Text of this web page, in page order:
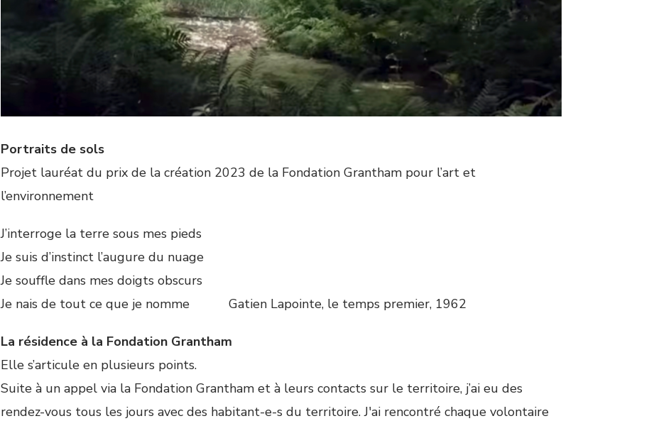
Portraits de sols
Projet lauréat du prix de la création 2023 de la Fondation Grantham pour l’art et
l’environnement
J’interroge la terre sous mes pieds
Je suis d’instinct l’augure du nuage
Je souffle dans mes doigts obscurs
Je nais de tout ce que je nomme Gatien Lapointe, le temps premier, 1962
La résidence à la Fondation Grantham
Elle s’articule en plusieurs points.
Suite à un appel via la Fondation Grantham et à leurs contacts sur le territoire, j’ai eu des
rendez-vous tous les jours avec des habitant-e-s du territoire. J'ai rencontré chaque volontaire